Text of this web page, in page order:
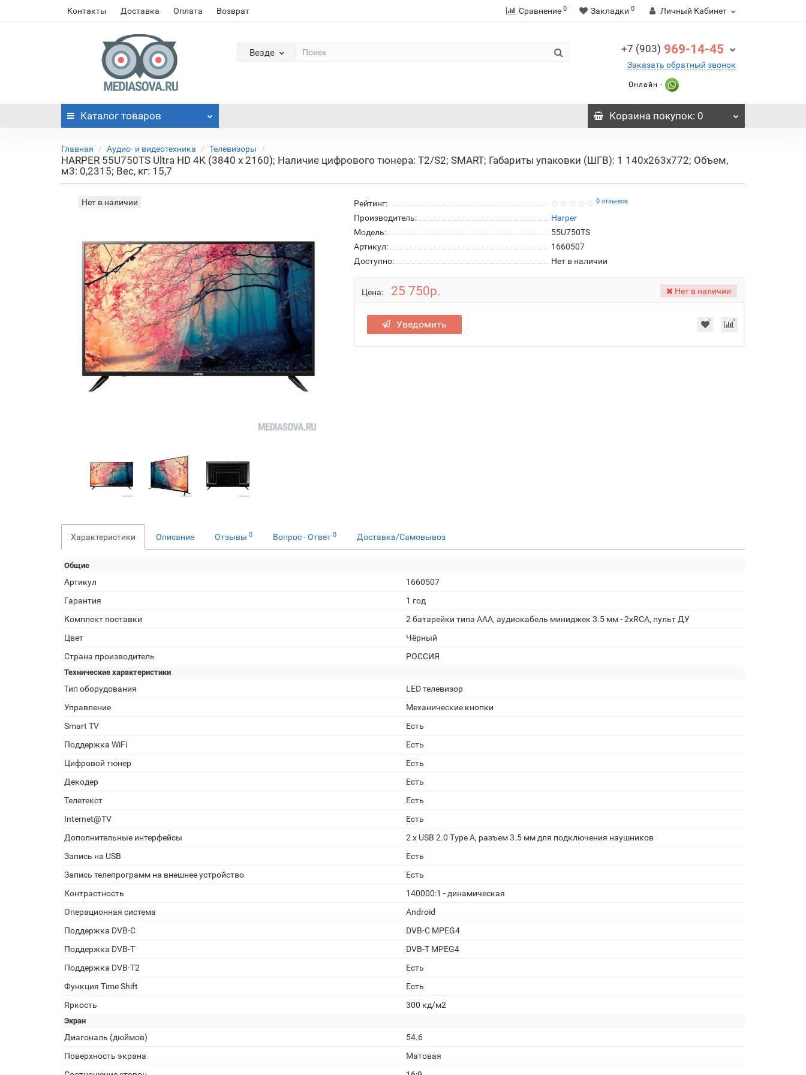
Контакты Доставка Оплата Возврат Сравнение 0 Закладки 0 Личный Кабинет
Везде +7 (903) 969-14-45
Заказать обратный звонок
Онлайн -
Каталог товаров Корзинапокупок: 0
Главная Аудио- и видеотехника Телевизоры
HARPER 55U750TS Ultra HD 4K (3840 x 2160); Наличие цифрового тюнера: T2/S2; SMART; Габариты упаковки (ШГВ): 1 140x263x772; Объем,
м3: 0,2315; Вес, кг: 15,7
Нет в наличии Рейтинг: 0 отзывов
Производитель:
Harper
Модель:
55U750TS
Артикул:
1660507
Доступно:
Нет в наличии
Цена: 25 750р. Нет в наличии
Уведомить
Характеристики Описание Отзывы 0 Вопрос - Ответ 0 Доставка/Самовывоз
Общие
Артикул
1660507
Гарантия
1 год
Комплект поставки
2 батарейки типа AAA, аудиокабель миниджек 3.5 мм - 2xRCA, пульт ДУ
Цвет
Чёрный
Страна производитель
РОССИЯ
Технические характеристики
Тип оборудования
LED телевизор
Управление
Механические кнопки
Smart TV
Есть
Поддержка WiFi
Есть
Цифровой тюнер
Есть
Декодер
Есть
Телетекст
Есть
Internet@TV
Есть
Дополнительные интерфейсы
2 x USB 2.0 Type A, разъем 3.5 мм для подключения наушников
Запись на USB
Есть
Запись телепрограмм на внешнее устройство
Есть
Контрастность
140000:1 - динамическая
Операционная система
Android
Поддержка DVB-C
DVB-C MPEG4
Поддержка DVB-T
DVB-T MPEG4
Поддержка DVB-T2
Есть
Функция Time Shift
Есть
Яркость
300 кд/м2
Экран
Диагональ (дюймов)
54.6
Поверхность экрана
Матовая